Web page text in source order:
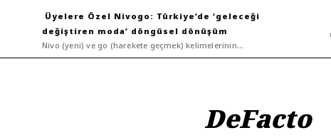
Nivogo: Türkiye’de ‘geleceği
değiştiren moda’ döngüsel dönüşüm
Nivo (yeni) ve go (harekete geçmek) kelimelerinin...
DeFacto